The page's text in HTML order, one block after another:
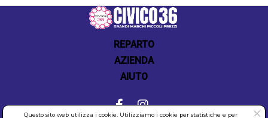
REPARTO
AZIENDA
AIUTO
Questo sito web utilizza i cookie. Utilizziamo i cookie per statistiche e per